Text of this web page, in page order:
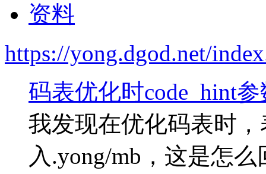
资料
https://yong.dgod.net/
码表优化时code_hint
我发现在优化码表时
入.yong/mb，这是怎